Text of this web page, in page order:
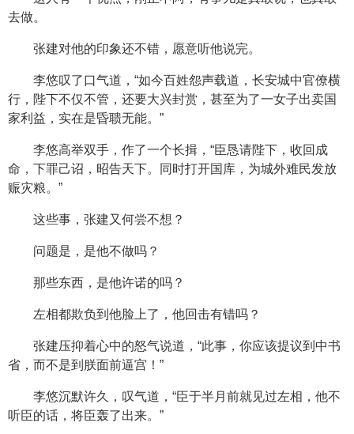
去做。
张建对他的印象还不错，愿意听他说完。
李悠叹了口气道，“如今百姓怨声载道，长安城中官僚横
行，陛下不仅不管，还要大兴封赏，甚至为了一女子出卖国
家利益，实在是昏聩无能。”
李悠高举双手，作了一个长揖，“臣恳请陛下，收回成
命，下罪己诏，昭告天下。同时打开国库，为城外难民发放
赈灾粮。”
这些事，张建又何尝不想？
问题是，是他不做吗？
那些东西，是他许诺的吗？
左相都欺负到他脸上了，他回击有错吗？
张建压抑着心中的怒气说道，“此事，你应该提议到中书
省，而不是到朕面前逼宫！”
李悠沉默许久，叹气道，“臣于半月前就见过左相，他不
听臣的话，将臣轰了出来。”